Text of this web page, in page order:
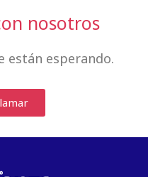
nosotros
están esperando.